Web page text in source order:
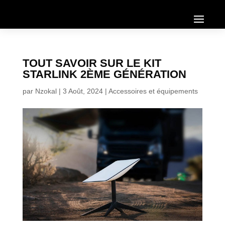
TOUT SAVOIR SUR LE KIT
STARLINK 2ÈME GÉNÉRATION
par Nzokal| 3 Août, 2024| Accessoires et équipements